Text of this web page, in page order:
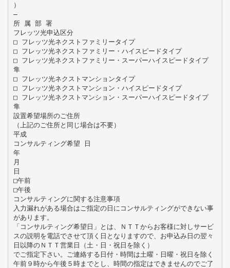
）
―
所 属 部 署
フレッツ光申込区分
□ フレッツ光ネクストファミリータイプ
□ フレッツ光ネクストファミリー・ハイスピードタイプ
□ フレッツ光ネクストファミリー・スーパーハイスピードタイプ
隼
□ フレッツ光ネクストマンションタイプ
□ フレッツ光ネクストマンション・ハイスピードタイプ
□ フレッツ光ネクストマンション・スーパーハイスピードタイプ
隼
設置希望場所のご住所
（上記のご住所と同じ場合は不要）
平成
コンサルティング希望 日
年
月
日
□午前
□午後
コンサルティングに関する注意事項
入力漏れがある場合はご指定の日にコンサルティングができない事
があります。
「コンサルティング希望日」とは、ＮＴＴからお客様に対しサービ
スの説明を電話でさせて頂く日となりますので、お申込み日の翌々
日以降のＮＴＴ営業日（土・日・祝日を除く）
でご指定下さい。ご連絡する日付・時間は土曜・日曜・祝日を除く
午前９時から午後５時までとし、時間の指定はできませんのでご了